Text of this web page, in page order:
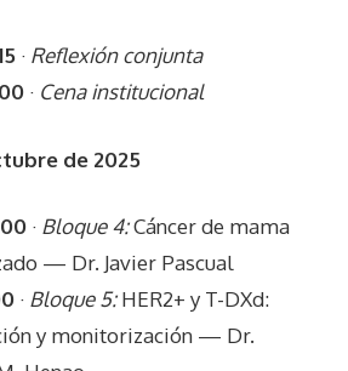
· Reflexión conjunta
· Cena institucional
de 2025
· Bloque 4:Cáncer de mama
— Dr. Javier Pascual
· Bloque 5:HER2+ y T-DXd:
y monitorización — Dr.